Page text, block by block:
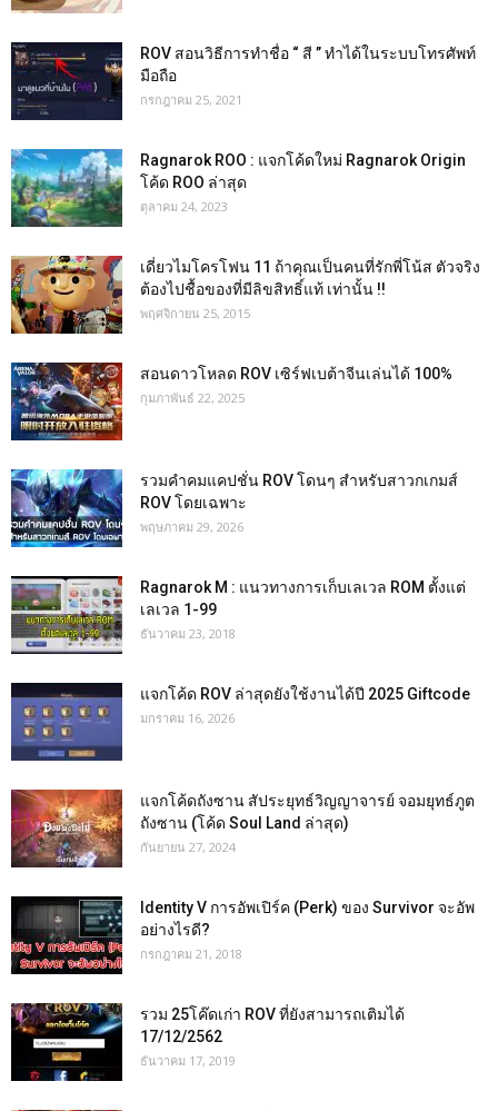
ROV สอนวิธีการทำชื่อ “ สี ” ทำได้ในระบบโทรศัพท์
มือถือ
กรกฎาคม 25, 2021
Ragnarok ROO : แจกโค้ดใหม่ Ragnarok Origin
โค้ด ROO ล่าสุด
ตุลาคม 24, 2023
เดี่ยวไมโครโฟน 11 ถ้าคุณเป็นคนที่รักพี่โน้ส ตัวจริง
ต้องไปชื้อของที่มีลิขสิทธิ์แท้ เท่านั้น !!
พฤศจิกายน 25, 2015
สอนดาวโหลด ROV เซิร์ฟเบต้าจีนเล่นได้ 100%
กุมภาพันธ์ 22, 2025
รวมคำคมแคปชั่น ROV โดนๆ สำหรับสาวกเกมส์
ROV โดยเฉพาะ
พฤษภาคม 29, 2026
Ragnarok M : แนวทางการเก็บเลเวล ROM ตั้งแต่
เลเวล 1-99
ธันวาคม 23, 2018
แจกโค้ด ROV ล่าสุดยังใช้งานได้ปี 2025 Giftcode
มกราคม 16, 2026
แจกโค้ดถังซาน สัประยุทธ์วิญญาจารย์ จอมยุทธ์ภูต
ถังซาน (โค้ด Soul Land ล่าสุด)
กันยายน 27, 2024
Identity V การอัพเปิร์ค (Perk) ของ Survivor จะอัพ
อย่างไรดี?
กรกฎาคม 21, 2018
รวม 25โค๊ดเก่า ROV ที่ยังสามารถเติมได้
17/12/2562
ธันวาคม 17, 2019